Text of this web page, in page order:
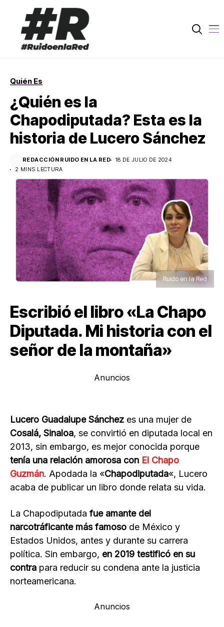
Quién Es
¿Quién es la
Chapodiputada? Esta es la
historia de Lucero Sánchez
REDACCIÓN RUIDO EN LA RED
18 DE JULIO DE 2024
2 MINS LECTURA
Ruido en la Red
Escribió el libro «La Chapo
Diputada. Mi historia con el
señor de la montaña»
Anuncios
Lucero Guadalupe Sánchez es una mujer de
Cosalá, Sinaloa, se convirtió en diputada local en
2013, sin embargo, es mejor conocida porque
tenía una relación amorosa con El Chapo
Guzmán. Apodada la «Chapodiputada«, Lucero
acaba de publicar un libro donde relata su vida.
La Chapodiputada fue amante del
narcotráficante más famoso de México y
Estados Unidos, antes y durante su carrera
política. Sin embargo, en 2019 testificó en su
contra para reducir su condena ante la justicia
norteamericana.
Anuncios